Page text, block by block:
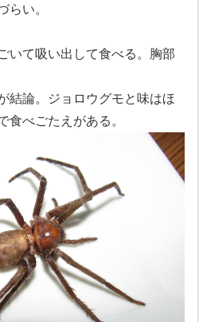
らい。
いて吸い出して食べる。胸部
結論。ジョロウグモと味はほ
食べごたえがある。